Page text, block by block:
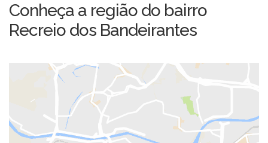
Conheça a região do bairro
Recreio dos Bandeirantes